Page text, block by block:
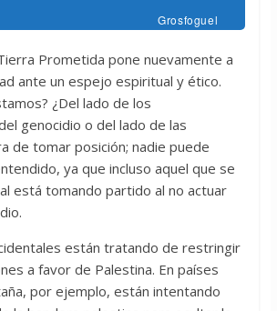
Grosfoguel
Prometida pone nuevamente a
ante un espejo espiritual y ético.
¿Del lado de los
genocidio o del lado de las
de tomar posición; nadie puede
ya que incluso aquel que se
está tomando partido al no actuar
están tratando de restringir
a favor de Palestina. En países
por ejemplo, están intentando